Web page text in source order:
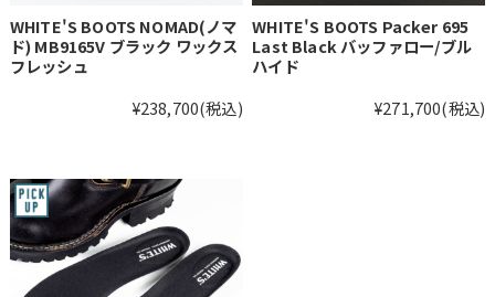
WHITE'S BOOTS NOMAD(ノマ
ド) MB9165V ブラック ワックス
フレッシュ
¥238,700(税込)
WHITE'S BOOTS Packer 695
Last Black バッファロー/ブル
ハイド
¥271,700(税込)